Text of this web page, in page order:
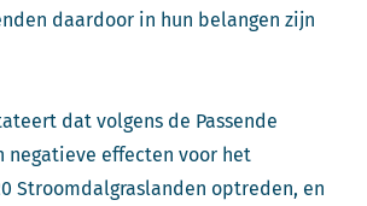
daardoor in hun belangen zijn
dat volgens de Passende
negatieve effecten voor het
Stroomdalgraslanden optreden, en